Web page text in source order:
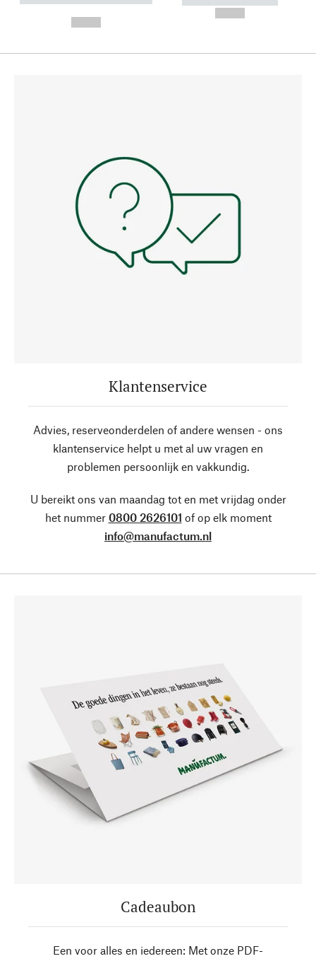
Klantenservice
Advies, reserveonderdelen of andere wensen - ons
klantenservice helpt u met al uw vragen en
problemen persoonlijk en vakkundig.
U bereikt ons van maandag tot en met vrijdag onder
het nummer 0800 2626101 of op elk moment
info@manufactum.nl
Cadeaubon
Een voor alles en iedereen: Met onze PDF-